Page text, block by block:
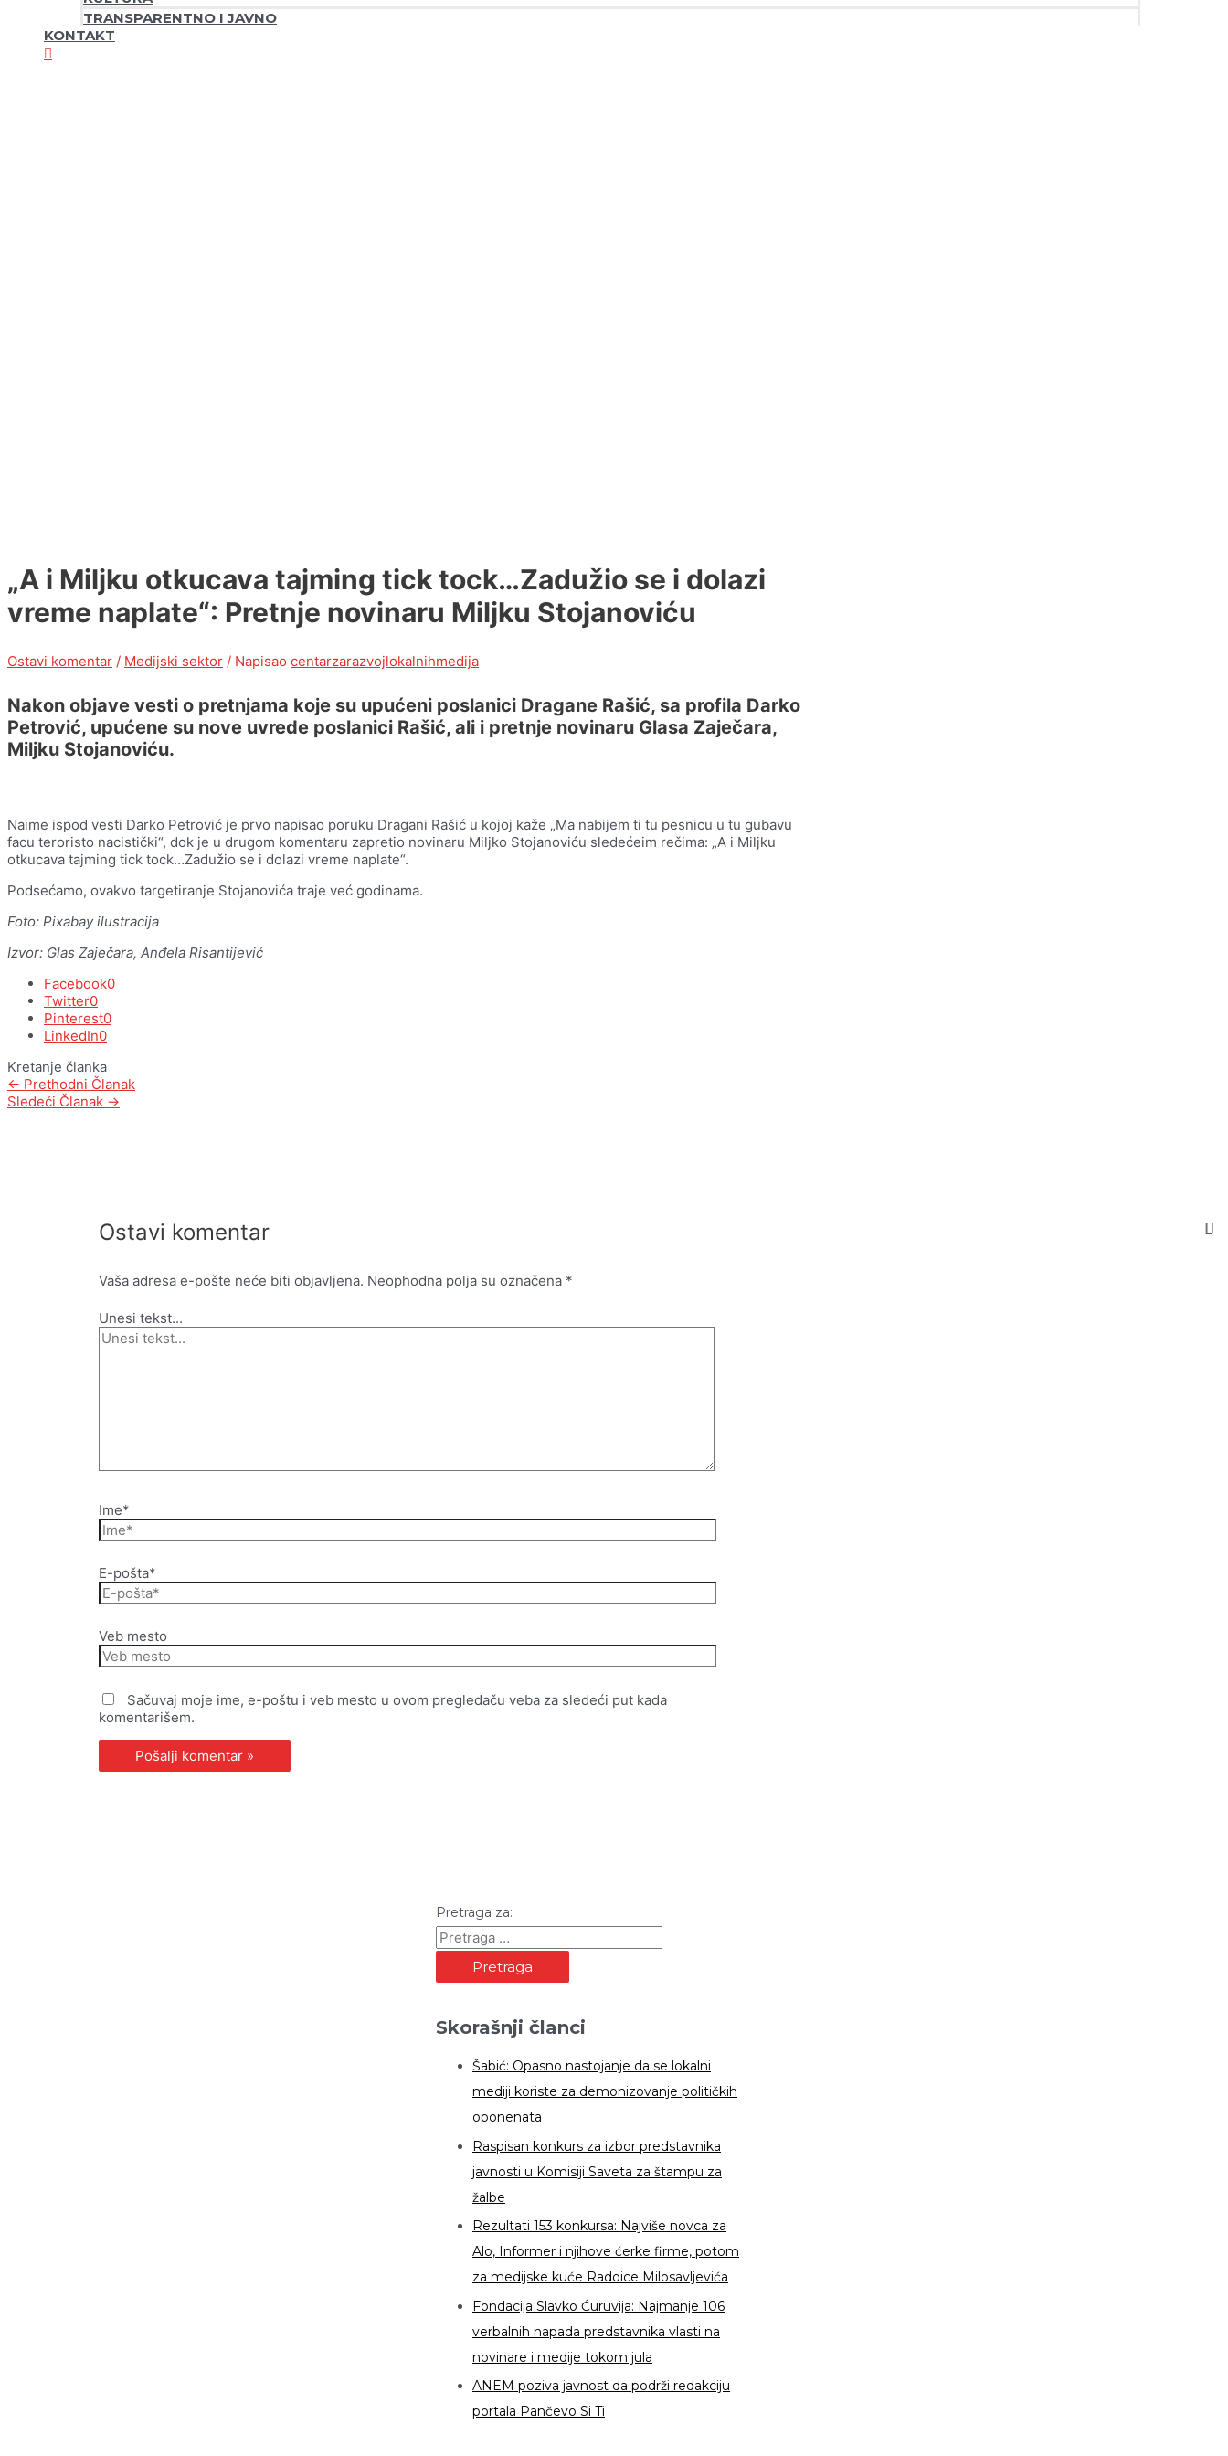
TRANSPARENTNO I JAVNO
KONTAKT
„A i Miljku otkucava tajming tick tock…Zadužio se i dolazi
vreme naplate“: Pretnje novinaru Miljku Stojanoviću
Ostavi komentar / Medijski sektor / Napisao centarzarazvojlokalnihmedija
Nakon objave vesti o pretnjama koje su upućeni poslanici Dragane Rašić, sa profila Darko
Petrović, upućene su nove uvrede poslanici Rašić, ali i pretnje novinaru Glasa Zaječara,
Miljku Stojanoviću.
Naime ispod vesti Darko Petrović je prvo napisao poruku Dragani Rašić u kojoj kaže „Ma nabijem ti tu pesnicu u tu gubavu
facu teroristo nacistički“, dok je u drugom komentaru zapretio novinaru Miljko Stojanoviću sledećeim rečima: „A i Miljku
otkucava tajming tick tock…Zadužio se i dolazi vreme naplate“.
Podsećamo, ovakvo targetiranje Stojanovića traje već godinama.
Foto: Pixabay ilustracija
Izvor: Glas Zaječara, Anđela Risantijević
Facebook0
Twitter0
Pinterest0
LinkedIn0
Kretanje članka
← Prethodni Članak
Sledeći Članak →
Ostavi komentar
Vaša adresa e-pošte neće biti objavljena. Neophodna polja su označena *
Unesi tekst...
Ime*
E-pošta*
Veb mesto
Sačuvaj moje ime, e-poštu i veb mesto u ovom pregledaču veba za sledeći put kada
komentarišem.
Pretraga za:
Skorašnji članci
Šabić: Opasno nastojanje da se lokalni
mediji koriste za demonizovanje političkih
oponenata
Raspisan konkurs za izbor predstavnika
javnosti u Komisiji Saveta za štampu za
žalbe
Rezultati 153 konkursa: Najviše novca za
Alo, Informer i njihove ćerke firme, potom
za medijske kuće Radoice Milosavljevića
Fondacija Slavko Ćuruvija: Najmanje 106
verbalnih napada predstavnika vlasti na
novinare i medije tokom jula
ANEM poziva javnost da podrži redakciju
portala Pančevo Si Ti